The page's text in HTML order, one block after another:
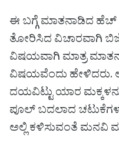
ಈ ಬಗ್ಗೆ ಮಾತನಾಡಿದ
ತೋರಿಸಿದ ವಿಚಾರವಾಗಿ
ವಿಷಯವಾಗಿ ಮಾತ್ರ
ವಿಷಯವೆಂದು ಹೇಳಿದರು.
ದಯವಿಟ್ಟು ಯಾರ
ಪೂಲ್ ಬದಲಾದ
ಅಲ್ಲಿ ಕಳಿಸುವಂತೆ ಮನವಿ